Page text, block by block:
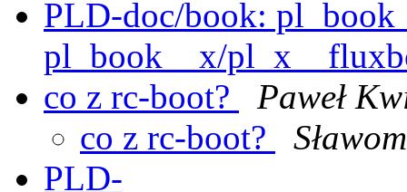
PLD-doc/book:
pl_book__x/
co z rc-boot?
Paweł
co z rc-boot?
PLD-